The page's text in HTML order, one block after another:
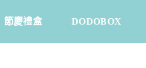
節慶禮盒 DODOBOX